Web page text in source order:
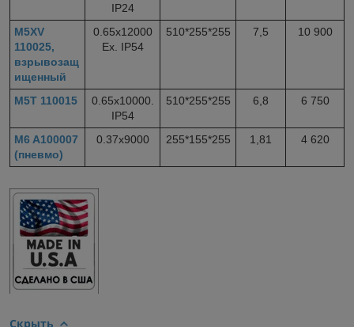
IP24
M5XV
110025,
взрывозащ
ищенный
0.65x12000
Ex. IP54
510*255*255 7,5 10 900
M5T 110015
0.65x10000.
IP54
510*255*255 6,8 6 750
M6 A100007
(пневмо)
0.37x9000 255*155*255 1,81 4 620
Скрыть